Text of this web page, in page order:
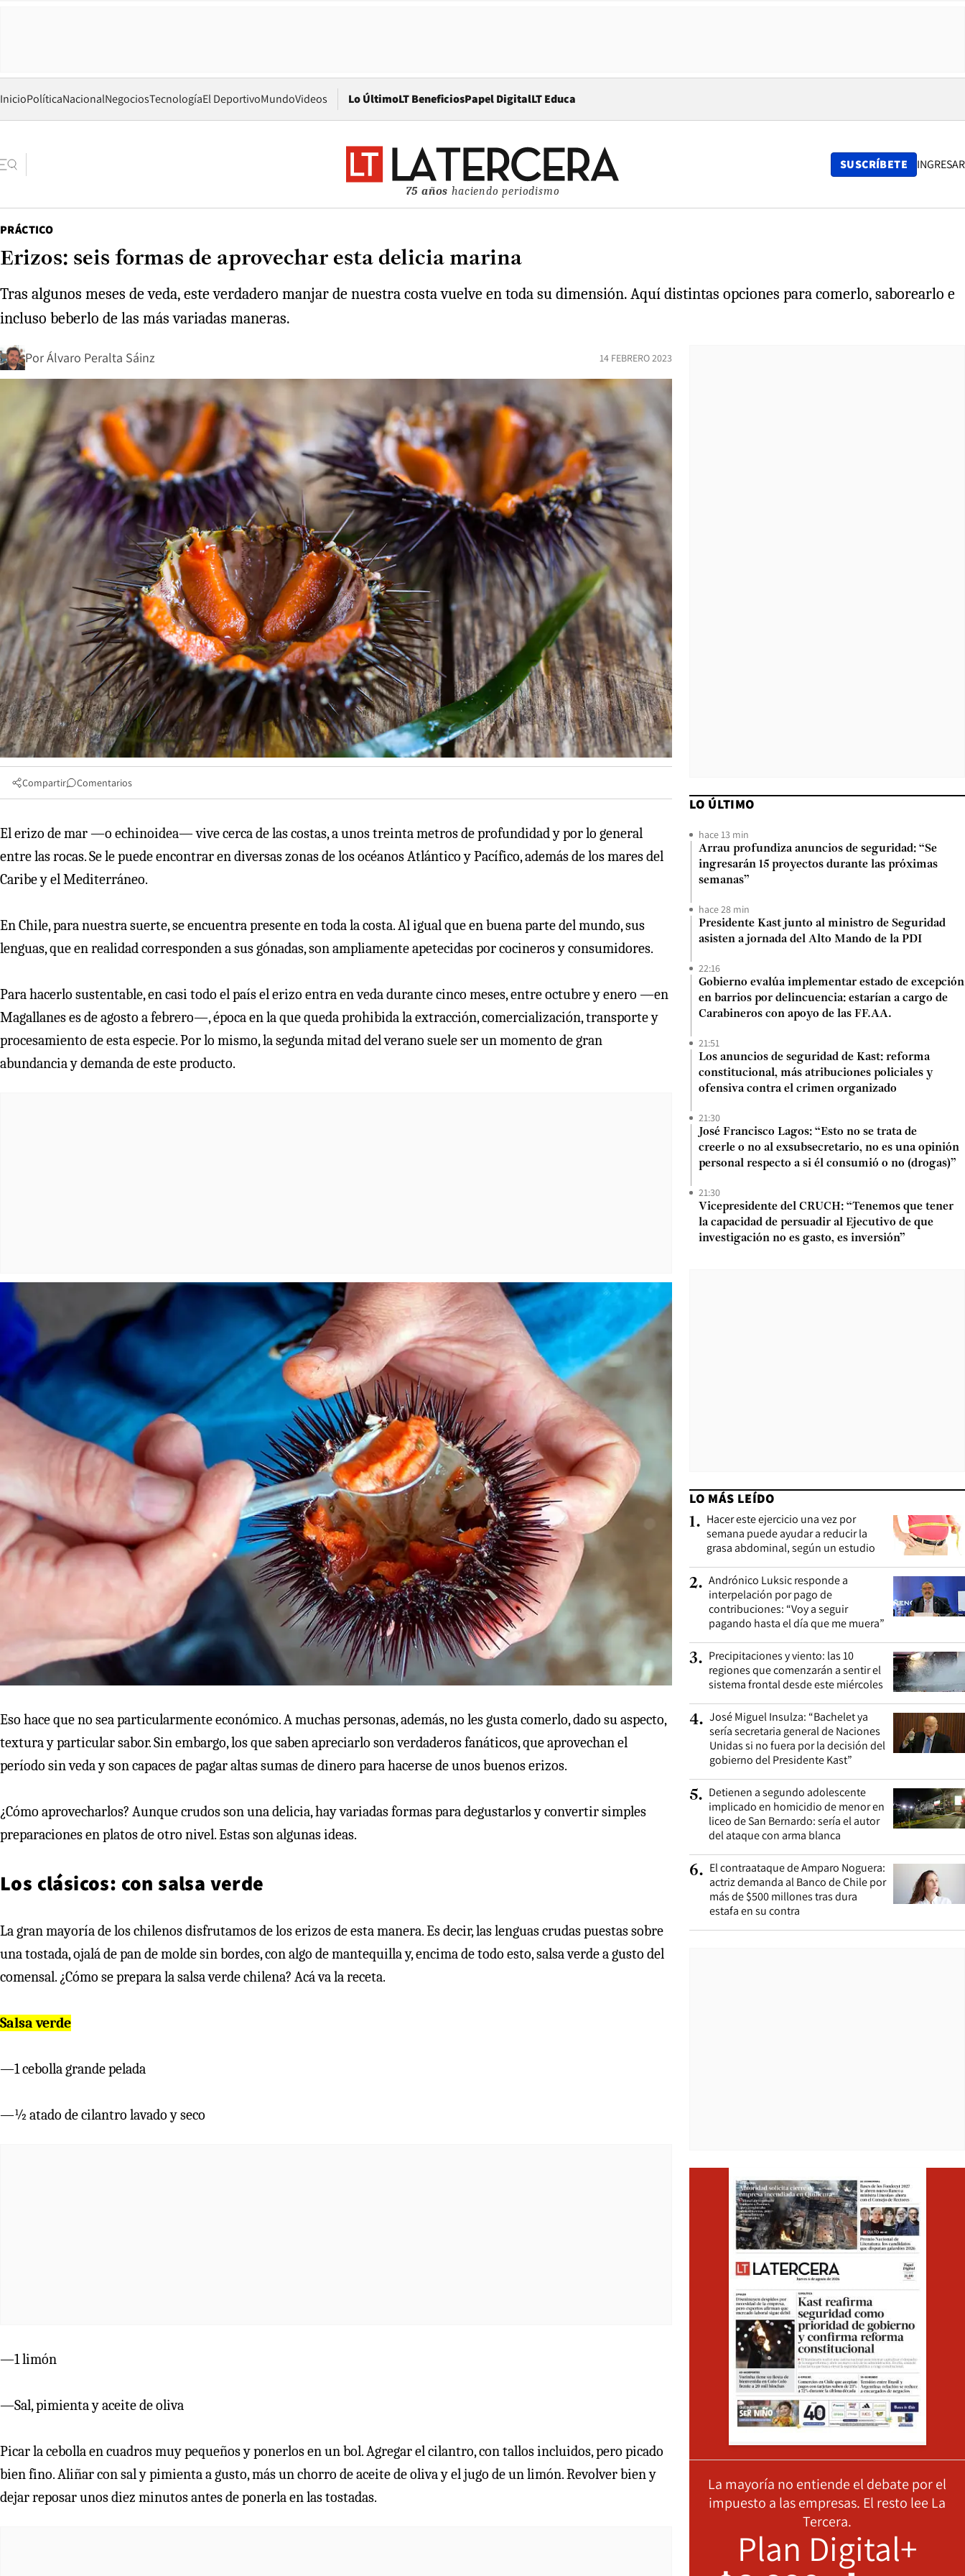
InicioPolíticaNacionalNegociosTecnologíaEl DeportivoMundoVideos Lo ÚltimoLT BeneficiosPapel DigitalOpens in new window
LT Educa
75 años haciendo periodismo
SUSCRÍBETE INGRESAR
PRÁCTICO
Erizos: seis formas de aprovechar esta delicia marina
Tras algunos meses de veda, este verdadero manjar de nuestra costa vuelve en toda su dimensión. Aquí distintas opciones para comerlo, saborearlo e
incluso beberlo de las más variadas maneras.
PorÁlvaro Peralta Sáinz 14 FEBRERO 2023
Compartir Comentarios
El erizo de mar —o echinoidea— vive cerca de las costas, a unos treinta metros de profundidad y por lo general
entre las rocas. Se le puede encontrar en diversas zonas de los océanos Atlántico y Pacífico, además de los mares del
Caribe y el Mediterráneo.
En Chile, para nuestra suerte, se encuentra presente en toda la costa. Al igual que en buena parte del mundo, sus
lenguas, que en realidad corresponden a sus gónadas, son ampliamente apetecidas por cocineros y consumidores.
Para hacerlo sustentable, en casi todo el país el erizo entra en veda durante cinco meses, entre octubre y enero —en
Magallanes es de agosto a febrero—, época en la que queda prohibida la extracción, comercialización, transporte y
procesamiento de esta especie. Por lo mismo, la segunda mitad del verano suele ser un momento de gran
abundancia y demanda de este producto.
Eso hace que no sea particularmente económico. A muchas personas, además, no les gusta comerlo, dado su aspecto,
textura y particular sabor. Sin embargo, los que saben apreciarlo son verdaderos fanáticos, que aprovechan el
período sin veda y son capaces de pagar altas sumas de dinero para hacerse de unos buenos erizos.
¿Cómo aprovecharlos? Aunque crudos son una delicia, hay variadas formas para degustarlos y convertir simples
preparaciones en platos de otro nivel. Estas son algunas ideas.
Los clásicos: con salsa verde
La gran mayoría de los chilenos disfrutamos de los erizos de esta manera. Es decir, las lenguas crudas puestas sobre
una tostada, ojalá de pan de molde sin bordes, con algo de mantequilla y, encima de todo esto, salsa verde a gusto del
comensal. ¿Cómo se prepara la salsa verde chilena? Acá va la receta.
Salsa verde
—1 cebolla grande pelada
—½ atado de cilantro lavado y seco
—1 limón
—Sal, pimienta y aceite de oliva
Picar la cebolla en cuadros muy pequeños y ponerlos en un bol. Agregar el cilantro, con tallos incluidos, pero picado
bien fino. Aliñar con sal y pimienta a gusto, más un chorro de aceite de oliva y el jugo de un limón. Revolver bien y
dejar reposar unos diez minutos antes de ponerla en las tostadas.
LO ÚLTIMO
hace 13 min
Arrau profundiza anuncios de seguridad: “Se
ingresarán 15 proyectos durante las próximas
semanas”
hace 28 min
Presidente Kast junto al ministro de Seguridad
asisten a jornada del Alto Mando de la PDI
22:16
Gobierno evalúa implementar estado de excepción
en barrios por delincuencia: estarían a cargo de
Carabineros con apoyo de las FF.AA.
21:51
Los anuncios de seguridad de Kast: reforma
constitucional, más atribuciones policiales y
ofensiva contra el crimen organizado
21:30
José Francisco Lagos: “Esto no se trata de
creerle o no al exsubsecretario, no es una opinión
personal respecto a si él consumió o no (drogas)”
21:30
Vicepresidente del CRUCH: “Tenemos que tener
la capacidad de persuadir al Ejecutivo de que
investigación no es gasto, es inversión”
LO MÁS LEÍDO
1. Hacer este ejercicio una vez por
semana puede ayudar a reducir la
grasa abdominal, según un estudio
2. Andrónico Luksic responde a
interpelación por pago de
contribuciones: “Voy a seguir
pagando hasta el día que me muera”
3. Precipitaciones y viento: las 10
regiones que comenzarán a sentir el
sistema frontal desde este miércoles
4. José Miguel Insulza: “Bachelet ya
sería secretaria general de Naciones
Unidas si no fuera por la decisión del
gobierno del Presidente Kast”
5. Detienen a segundo adolescente
implicado en homicidio de menor en
liceo de San Bernardo: sería el autor
del ataque con arma blanca
6. El contraataque de Amparo Noguera:
actriz demanda al Banco de Chile por
más de $500 millones tras dura
estafa en su contra
La mayoría no entiende el debate por el
impuesto a las empresas. El resto lee La
Tercera.
Plan Digital+